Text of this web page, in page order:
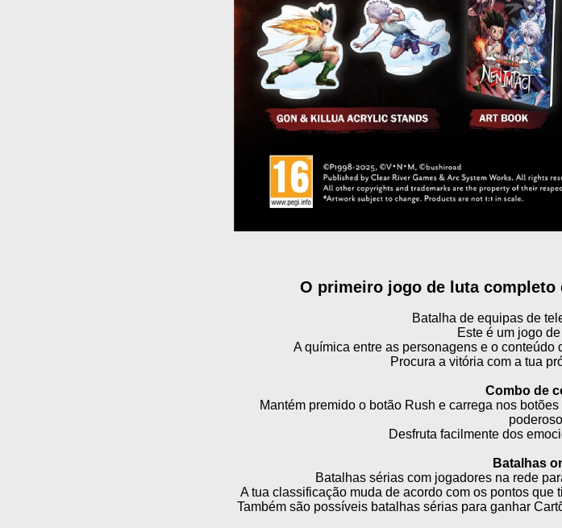
O primeiro jogo de luta completo
Batalha de equipas de
Este é um jogo
A química entre as personagens e o conteúdo
Procura a vitória com a tua
Combo de
Mantém premido o botão Rush e carrega nos
Desfruta facilmente dos
Batalhas
Batalhas sérias com jogadores na rede
A tua classificação muda de acordo com os pontos que
Também são possíveis batalhas sérias para ganhar